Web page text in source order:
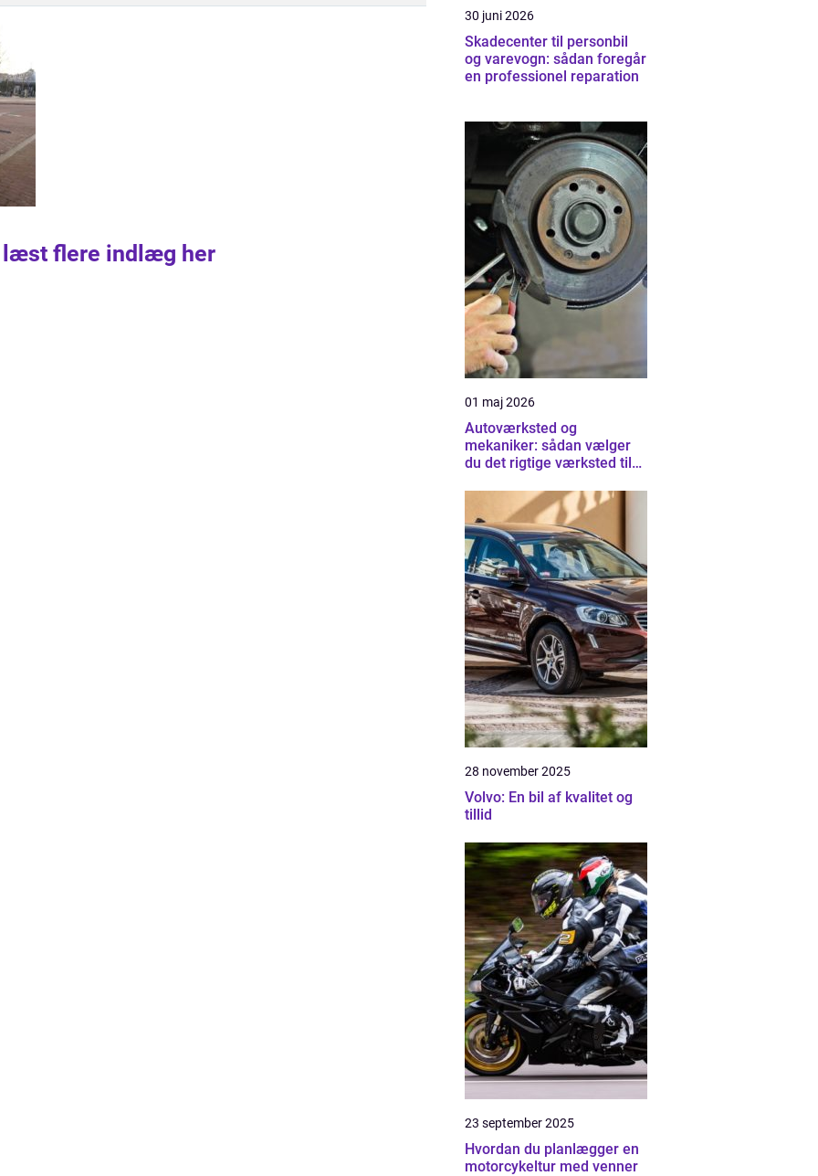
læst flere indlæg her
30 juni 2026
Skadecenter til personbil
og varevogn: sådan foregår
en professionel reparation
01 maj 2026
Autoværksted og
mekaniker: sådan vælger
du det rigtige værksted til
28 november 2025
Volvo: En bil af kvalitet og
tillid
23 september 2025
Hvordan du planlægger en
motorcykeltur med venner